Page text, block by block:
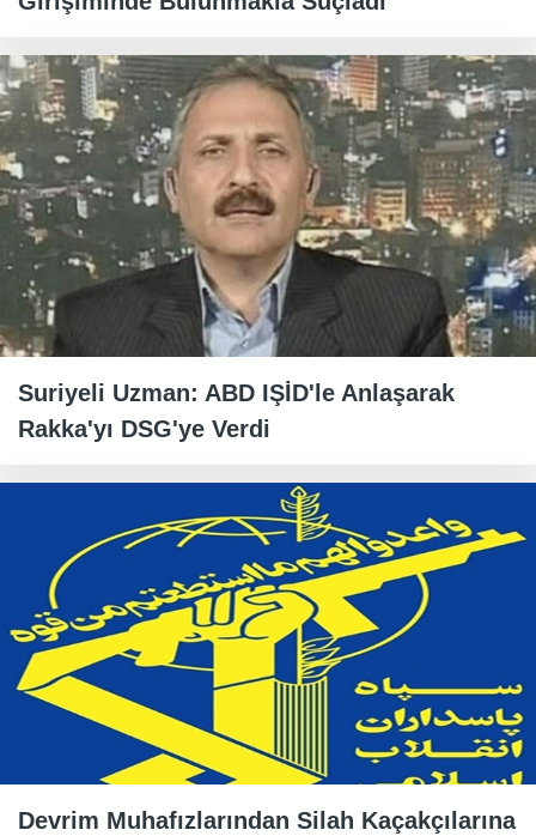
Suriyeli Uzman: ABD IŞİD'le Anlaşarak
Rakka'yı DSG'ye Verdi
Devrim Muhafızlarından Silah Kaçakçılarına